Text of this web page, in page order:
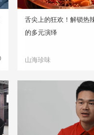
舌尖上的狂欢！解锁热
的多元演绎
山海珍味